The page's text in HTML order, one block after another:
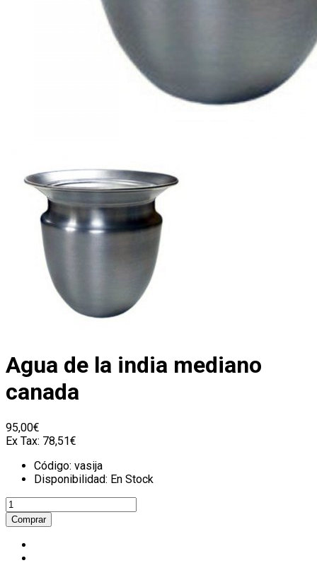
Agua de la india mediano
canada
95,00€
Ex Tax: 78,51€
Código: vasija
Disponibilidad: En Stock